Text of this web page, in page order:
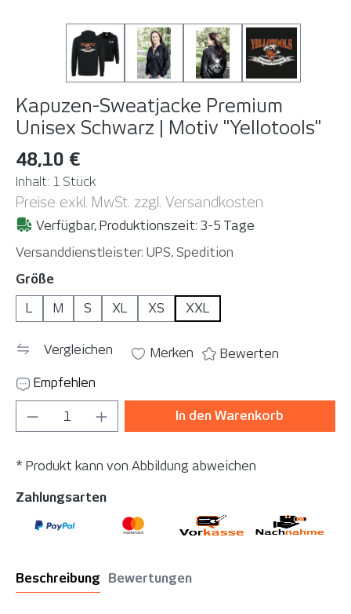
Kapuzen-Sweatjacke Premium
Unisex Schwarz | Motiv "Yellotools"
48,10 €
Inhalt: 1 Stück
Preise exkl. MwSt. zzgl. Versandkosten
Verfügbar, Produktionszeit: 3-5 Tage
Versanddienstleister: UPS, Spedition
Größeauswählen
L
M S XL XS XXL
Vergleichen Merken
Bewerten
Empfehlen
Produkt Anzahl: Gib den gewünschten
In den Warenkorb
* Produkt kann von Abbildung abweichen
Zahlungsarten
Beschreibung Bewertungen